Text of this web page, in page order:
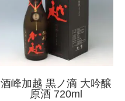
ョ
酒峰加越 黒ノ滴 大吟醸
原酒 720ml